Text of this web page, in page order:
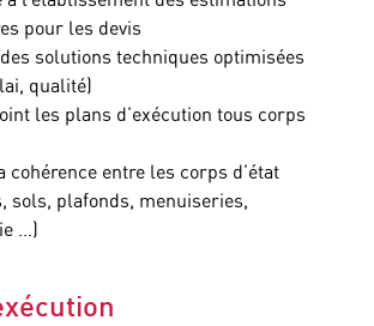
pour les devis
solutions techniques optimisées
qualité)
les plans d’exécution tous corps
cohérence entre les corps d’état
sols, plafonds, menuiseries,
…)